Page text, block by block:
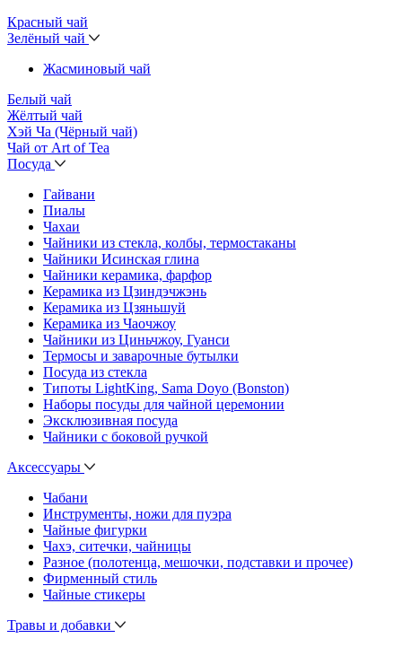
Красный чай
Зелёный чай
Жасминовый чай
Белый чай
Жёлтый чай
Хэй Ча (Чёрный чай)
Чай от Art of Tea
Посуда
Гайвани
Пиалы
Чахаи
Чайники из стекла, колбы, термостаканы
Чайники Исинская глина
Чайники керамика, фарфор
Керамика из Цзиндэчжэнь
Керамика из Цзяньшуй
Керамика из Чаочжоу
Чайники из Циньчжоу, Гуанси
Термосы и заварочные бутылки
Посуда из стекла
Типоты LightKing, Sama Doyo (Bonston)
Наборы посуды для чайной церемонии
Эксклюзивная посуда
Чайники с боковой ручкой
Аксессуары
Чабани
Инструменты, ножи для пуэра
Чайные фигурки
Чахэ, ситечки, чайницы
Разное (полотенца, мешочки, подставки и прочее)
Фирменный стиль
Чайные стикеры
Травы и добавки